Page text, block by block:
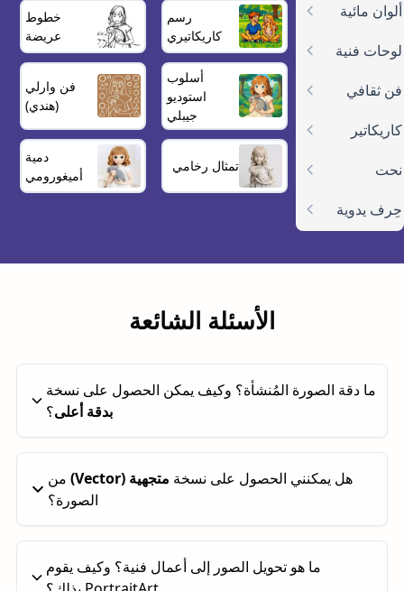
ألوان مائية
لوحات فنية
فن ثقافي
كاريكاتير
نحت
حِرف يدوية
رسم
كاريكاتيري
خطوط
عريضة
أسلوب
استوديو
جيبلي
فن وارلي
(هندي)
تمثال رخامي
دمية
أميغورومي
الأسئلة الشائعة
ما دقة الصورة المُنشأة؟ وكيف يمكن الحصول على نسخة
بدقة أعلى؟
ميغابكسل. يمكنك زيادة الدقة إلى4 ميغابكسل
من خلال
هل يمكنني الحصول على نسخة متجهية (Vector)
من
الصورة؟
بشكل أفضل مع الصور ذات الألوان المسطّحة والحواف
ما هو تحويل الصور إلى أعمال فنية؟ وكيف يقوم